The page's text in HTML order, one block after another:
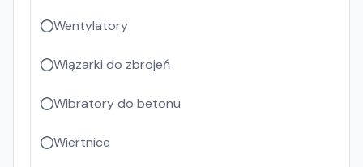
Wentylatory
Wiązarki do zbrojeń
Wibratory do betonu
Wiertnice